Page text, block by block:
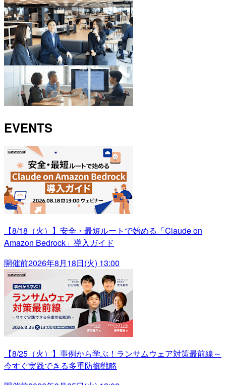
EVENTS
【8/18（火）】安全・最短ルートで始める「Claude on
Amazon Bedrock」導入ガイド
開催前2026年8月18日(火) 13:00
【8/25（火）】事例から学ぶ！ランサムウェア対策最前線～
今すぐ実践できる多重防御戦略